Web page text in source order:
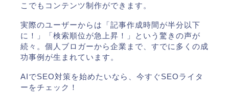
こでもコンテンツ制作ができます。
実際のユーザーからは「記事作成時間が半分以下
に！」「検索順位が急上昇！」という驚きの声が
続々。個人ブロガーから企業まで、すでに多くの成
功事例が生まれています。
AIでSEO対策を始めたいなら、今すぐSEOライタ
ーをチェック！